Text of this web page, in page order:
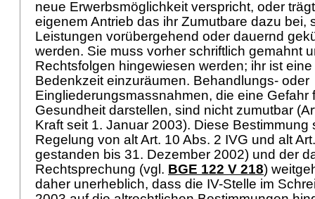
neue Erwerbsmöglichkeit verspricht, oder
eigenem Antrieb das ihr Zumutbare dazu bei,
Leistungen vorübergehend oder dauernd
werden. Sie muss vorher schriftlich gemahnt
Rechtsfolgen hingewiesen werden; ihr ist
Bedenkzeit einzuräumen. Behandlungs- oder
Eingliederungsmassnahmen, die eine Gefahr
Gesundheit darstellen, sind nicht zumutbar (
Kraft seit 1. Januar 2003). Diese Bestimmung
Regelung von altArt. 10 Abs. 2 IVG und alt
gestanden bis 31. Dezember 2002) und der
Rechtsprechung (vgl. BGE 122 V 218)
daher unerheblich, dass die IV-Stelle im